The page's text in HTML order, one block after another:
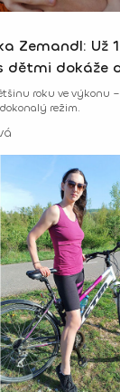
Zemandl: Už
dětmi dokáže
rodičem?
roku ve výkonu
režim.